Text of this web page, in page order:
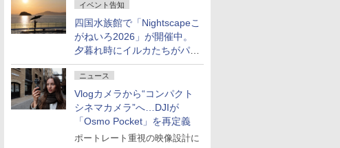
イベント告知
四国水族館で「Nightscapeこ
がねいろ2026」が開催中。
夕暮れ時にイルカたちがパフ
ォーマンスを繰り広げる
ニュース
Vlogカメラから“コンパクト
シネマカメラ”へ…DJIが
「Osmo Pocket」を再定義
ポートレート重視の映像設計に